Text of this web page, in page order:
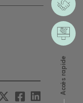
Accès rapide